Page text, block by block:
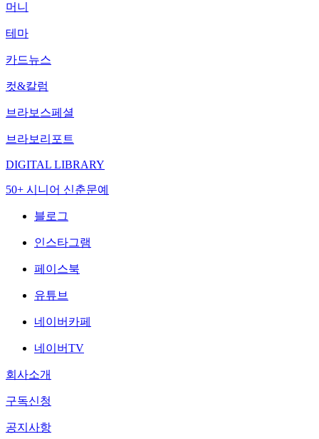
머니
테마
카드뉴스
컷&칼럼
브라보스페셜
브라보리포트
DIGITAL LIBRARY
50+ 시니어 신춘문예
블로그
인스타그램
페이스북
유튜브
네이버카페
네이버TV
회사소개
구독신청
공지사항